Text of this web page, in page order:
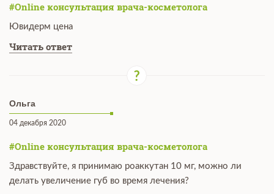
#Online консультация врача-косметолога
Ювидерм цена
Читать ответ
Ольга
04 декабря 2020
#Online консультация врача-косметолога
Здравствуйте, я принимаю роаккутан 10 мг, можно ли
делать увеличение губ во время лечения?